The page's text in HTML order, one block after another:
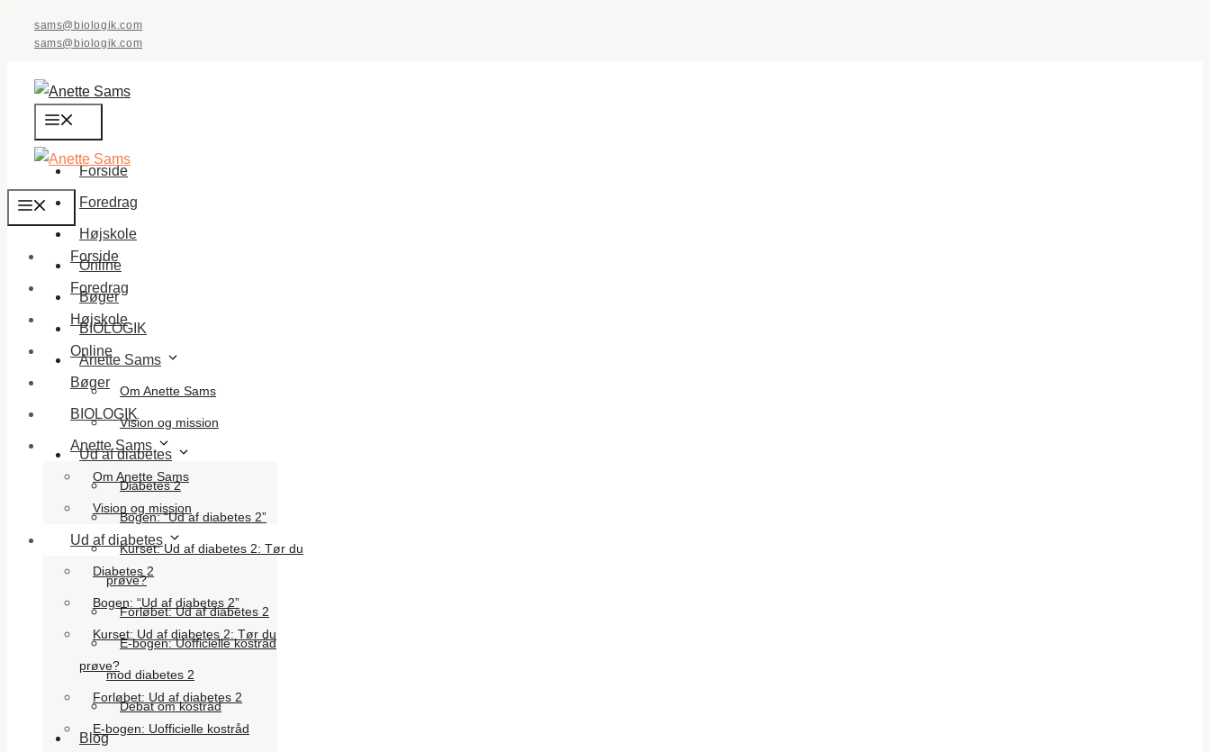
sams@biologik.com
sams@biologik.com
Forside
Foredrag
Højskole
Online
Bøger
BIOLOGIK
Anette Sams
Om Anette Sams
Vision og mission
Ud af diabetes
Diabetes 2
Bogen: “Ud af diabetes 2”
Kurset: Ud af diabetes 2: Tør du
prøve?
Forløbet: Ud af diabetes 2
E-bogen: Uofficielle kostråd
mod diabetes 2
Debat om kostråd
Blog
Menu
Forside
Foredrag
Højskole
Online
Bøger
BIOLOGIK
Anette Sams
Om Anette Sams
Vision og mission
Ud af diabetes
Diabetes 2
Bogen: “Ud af diabetes 2”
Kurset: Ud af diabetes 2: Tør du
prøve?
Forløbet: Ud af diabetes 2
E-bogen: Uofficielle kostråd